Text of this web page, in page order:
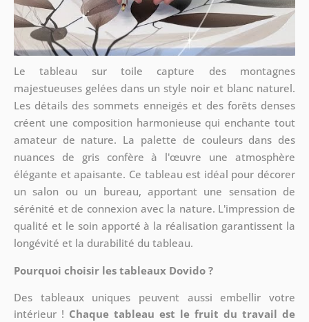
Le tableau sur toile capture des montagnes
majestueuses gelées dans un style noir et blanc naturel.
Les détails des sommets enneigés et des forêts denses
créent une composition harmonieuse qui enchante tout
amateur de nature. La palette de couleurs dans des
nuances de gris confère à l'œuvre une atmosphère
élégante et apaisante. Ce tableau est idéal pour décorer
un salon ou un bureau, apportant une sensation de
sérénité et de connexion avec la nature. L'impression de
qualité et le soin apporté à la réalisation garantissent la
longévité et la durabilité du tableau.
Pourquoi choisir les tableaux Dovido ?
Des tableaux uniques peuvent aussi embellir votre
intérieur ! Chaque tableau est le fruit du travail de